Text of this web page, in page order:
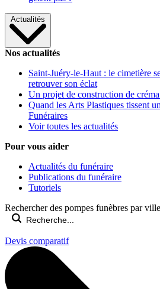
Actualités
Nos actualités
Saint-Juéry-le-Haut : le cimetière
retrouver son éclat
Un projet de construction de
Quand les Arts Plastiques tissent
Funéraires
Voir toutes les actualités
Pour vous aider
Actualités du funéraire
Publications du funéraire
Tutoriels
Rechercher des pompes funèbres par
Devis comparatif